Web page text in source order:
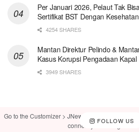
Per Januari 2026, Pelaut Tak
Sertifikat BST Dengan
4254 SHARES
Mantan Direktur Pelindo &
Kasus Korupsi Pengadaan Kapal
3949 SHARES
FOLLOW US
Go to the Customizer > JNews : Social, Like &
connect your Instagram